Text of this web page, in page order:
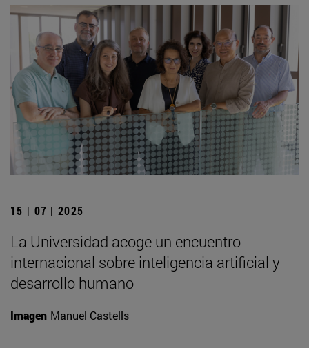
15 | 07 | 2025
La Universidad acoge un encuentro
internacional sobre inteligencia artificial y
desarrollo humano
Imagen Manuel Castells